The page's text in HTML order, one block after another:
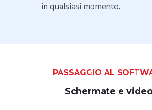
in qualsiasi momento.
PASSAGGIO AL
Schermate e video